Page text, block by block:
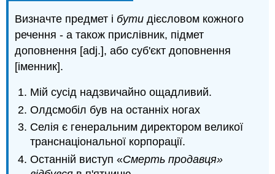
Визначте предмет і бути дієсловом кожного
речення - а також прислівник, підмет
доповнення [adj.], або суб'єкт доповнення
[іменник].
Мій сусід надзвичайно ощадливий.
Олдсмобіл був на останніх ногах
Селія є генеральним директором великої
транснаціональної корпорації.
Останній виступ «Смерть продавця»